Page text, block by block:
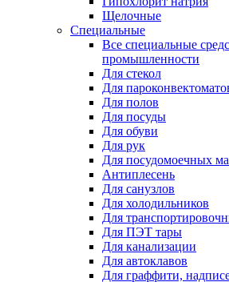
Щелочные
Специальные
Все специальные
промышленности
Для стекол
Для
Для полов
Для посуды
Для обуви
Для рук
Для посудомоечных
Антиплесень
Для санузлов
Для холодильников
Для
Для ПЭТ тары
Для канализации
Для автоклавов
Для граффити,